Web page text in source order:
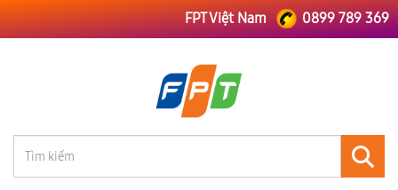
FPT Việt Nam 0899 789 369